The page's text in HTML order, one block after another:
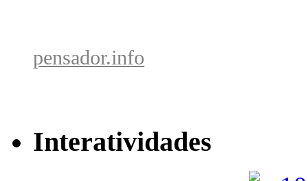
pensador.info
Interatividades